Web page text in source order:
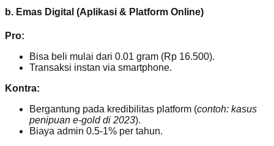
b. Emas Digital (Aplikasi & Platform Online)
Pro:
Bisa beli mulai dari 0.01 gram (Rp 16.500).
Transaksi instan via smartphone.
Kontra:
Bergantung pada kredibilitas platform (contoh: kasus
penipuan e-gold di 2023).
Biaya admin 0.5-1% per tahun.